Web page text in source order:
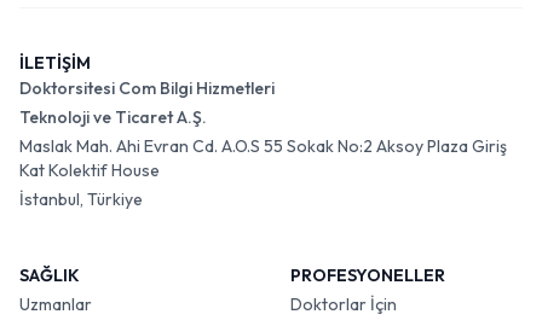
İLETİŞİM
Doktorsitesi Com Bilgi Hizmetleri
Teknoloji ve Ticaret A.Ş.
Maslak Mah. Ahi Evran Cd. A.O.S 55 Sokak No:2 Aksoy Plaza Giriş
Kat Kolektif House
İstanbul, Türkiye
SAĞLIK
Uzmanlar
PROFESYONELLER
Doktorlar İçin